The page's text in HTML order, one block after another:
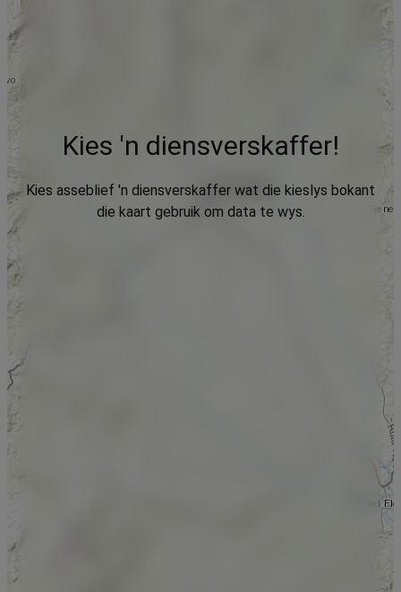
Kies 'n diensverskaffer!
Kies asseblief 'n diensverskaffer wat die kieslys bokant
die kaart gebruik om data te wys.